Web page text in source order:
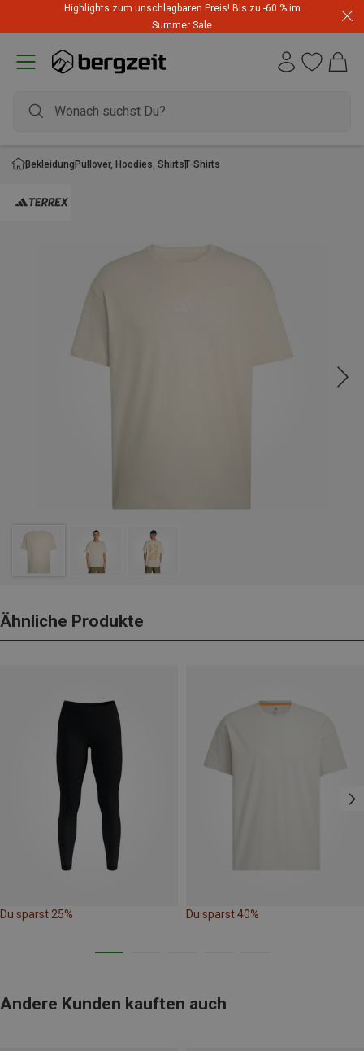
Highlights zum unschlagbaren Preis! Bis zu -60 % im
Summer Sale
BekleidungPullover, Hoodies, ShirtsT-Shirts
Ähnliche Produkte
Du sparst 25% Du sparst 40%
Andere Kunden kauften auch